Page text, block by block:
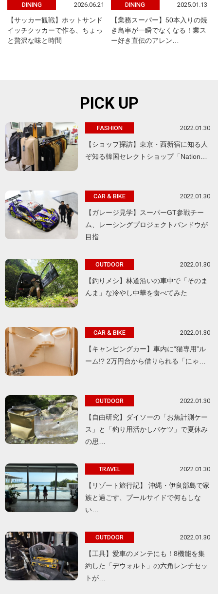
DINING 2026.06.21
【サッカー観戦】ホットサンド
イッチクッカーで作る、ちょっ
と贅沢な味と時間
DINING 2025.01.13
【業務スーパー】50本入りの焼
き鳥串が一瞬でなくなる！業ス
ー好き直伝のアレン…
PICK UP
FASHION 2022.01.30
【ショップ探訪】東京・西新宿に知る人
ぞ知る韓国セレクトショップ「Nation…
CAR & BIKE 2022.01.30
【ガレージ見学】スーパーGT参戦チー
ム、レーシングプロジェクトバンドウが
目指…
OUTDOOR 2022.01.30
【釣りメシ】林道沿いの車中で「そのま
んま」な冷やし中華を食べてみた
CAR & BIKE 2022.01.30
【キャンピングカー】車内に“猫専用”ル
ーム!? 2万円台から借りられる「にゃ…
OUTDOOR 2022.01.30
【自由研究】ダイソーの「お魚計測ケー
ス」と「釣り用活かしバケツ」で夏休み
の思…
TRAVEL 2022.01.30
【リゾート旅行記】 沖縄・伊良部島で家
族と過ごす、プールサイドで何もしな
い…
OUTDOOR 2022.01.30
【工具】愛車のメンテにも！8機能を集
約した「デウォルト」の六角レンチセッ
トが…